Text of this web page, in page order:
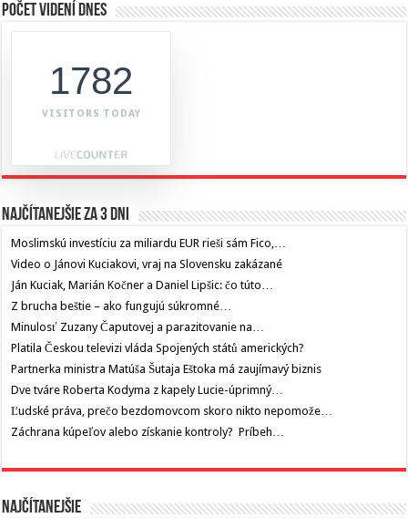
Počet videní dnes
1782
VISITORS TODAY
Najčítanejšie za 3 dni
Moslimskú investíciu za miliardu EUR rieši sám Fico,…
Video o Jánovi Kuciakovi, vraj na Slovensku zakázané
Ján Kuciak, Marián Kočner a Daniel Lipšic: čo túto…
Z brucha beštie – ako fungujú súkromné…
Minulosť Zuzany Čaputovej a parazitovanie na…
Platila Českou televizi vláda Spojených států amerických?
Partnerka ministra Matúša Šutaja Eštoka má zaujímavý biznis
Dve tváre Roberta Kodyma z kapely Lucie-úprimný…
Ľudské práva, prečo bezdomovcom skoro nikto nepomože…
Záchrana kúpeľov alebo získanie kontroly? Príbeh…
Najčítanejšie